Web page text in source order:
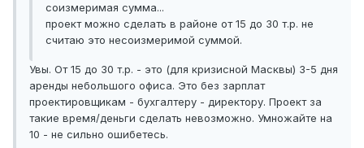
соизмеримая сумма...
проект можно сделать в районе от 15 до 30 т.р. не
считаю это несоизмеримой суммой.
Увы. От 15 до 30 т.р. - это (для кризисной Масквы) 3-5 дня
аренды небольшого офиса. Это без зарплат
проектировщикам - бухгалтеру - директору. Проект за
такие время/деньги сделать невозможно. Умножайте на
10 - не сильно ошибетесь.